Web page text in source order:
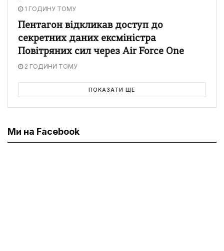
1 ГОДИНУ ТОМУ
Пентагон відкликав доступ до
секретних даних ексміністра
Повітряних сил через Air Force One
2 ГОДИНИ ТОМУ
ПОКАЗАТИ ЩЕ
Ми на Facebook